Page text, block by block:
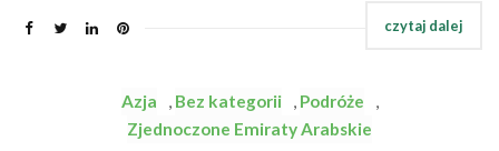
Azja , Bez kategorii , Podróże
,
Zjednoczone Emiraty Arabskie